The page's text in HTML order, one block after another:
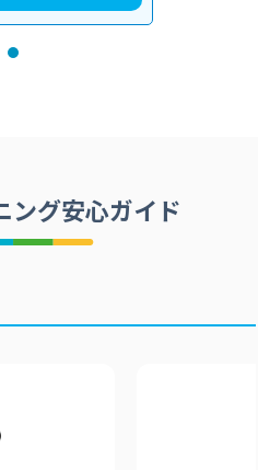
ング安心ガイド